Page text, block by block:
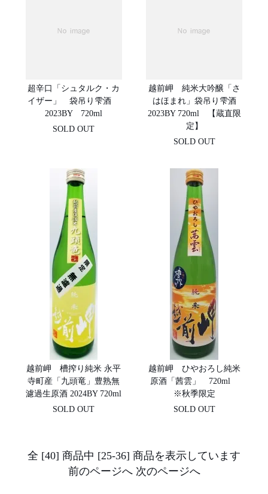
超辛口「シュタルク・カ
イザー」 袋吊り雫酒
2023BY 720ml
SOLD OUT
越前岬 純米大吟醸「さ
はほまれ」袋吊り雫酒
2023BY 720ml 【蔵直限
定】
SOLD OUT
越前岬 槽搾り純米 永平
寺町産「九頭竜」豊熟無
濾過生原酒 2024BY 720ml
SOLD OUT
越前岬 ひやおろし純米
原酒「茜雲」 720ml
※秋季限定
SOLD OUT
全 [40] 商品中 [25-36] 商品を表示しています
前のページへ 次のページへ